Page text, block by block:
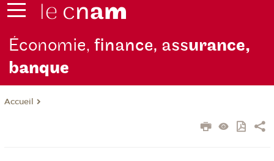
Économie,finance, assurance,
banque
Accueil